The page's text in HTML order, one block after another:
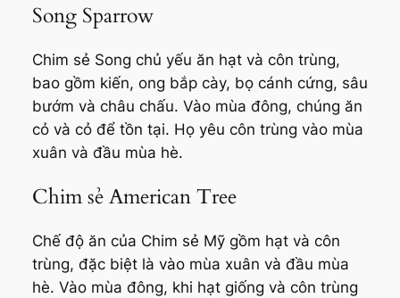
Song Sparrow
Chim sẻ Song chủ yếu ăn hạt và côn trùng,
bao gồm kiến, ong bắp cày, bọ cánh cứng, sâu
bướm và châu chấu. Vào mùa đông, chúng ăn
cỏ và cỏ để tồn tại. Họ yêu côn trùng vào mùa
xuân và đầu mùa hè.
Chim sẻ American Tree
Chế độ ăn của Chim sẻ Mỹ gồm hạt và côn
trùng, đặc biệt là vào mùa xuân và đầu mùa
hè. Vào mùa đông, khi hạt giống và côn trùng